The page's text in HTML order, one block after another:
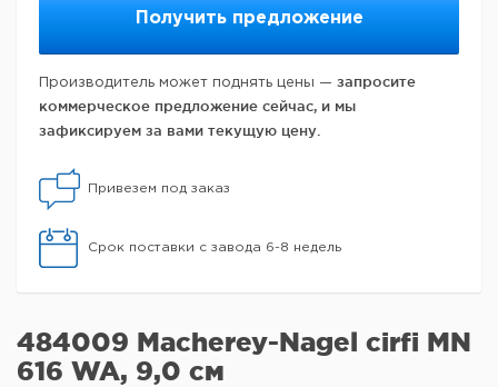
Получить предложение
Производитель может поднять цены — запросите
коммерческое предложение сейчас, и мы
зафиксируем за вами текущую цену.
Привезем под заказ
Срок поставки с завода 6-8 недель
484009 Macherey-Nagel cirfi MN
616 WA, 9,0 см